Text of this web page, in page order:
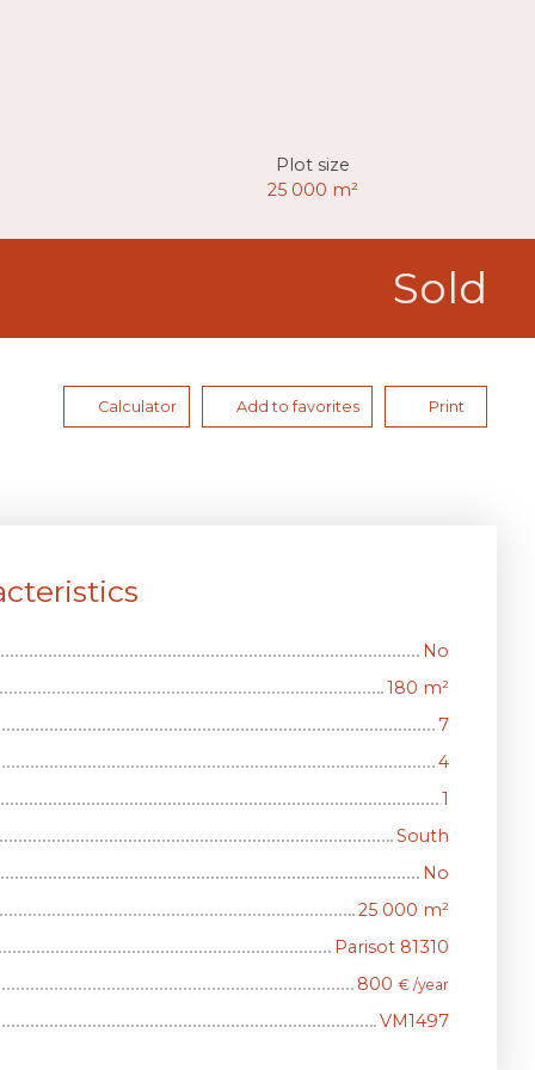
Plot size
25 000 m²
Sold
Calculator Add to favorites Print
No
180 m²
7
4
1
South
No
25 000 m²
Parisot 81310
800 € /year
VM1497